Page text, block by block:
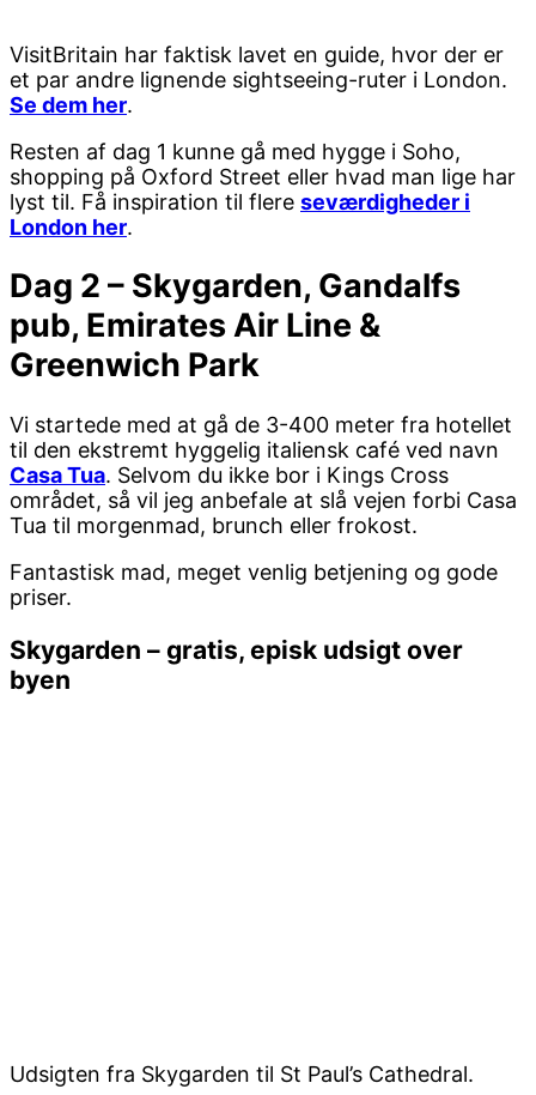
VisitBritain har faktisk lavet en guide, hvor der er
et par andre lignende sightseeing-ruter i London.
Se dem her.
Resten af dag 1 kunne gå med hygge i Soho,
shopping på Oxford Street eller hvad man lige har
lyst til. Få inspiration til flere seværdigheder i
London her.
Dag 2 – Skygarden, Gandalfs
pub, Emirates Air Line &
Greenwich Park
Vi startede med at gå de 3-400 meter fra hotellet
til den ekstremt hyggelig italiensk café ved navn
Casa Tua. Selvom du ikke bor i Kings Cross
området, så vil jeg anbefale at slå vejen forbi Casa
Tua til morgenmad, brunch eller frokost.
Fantastisk mad, meget venlig betjening og gode
priser.
Skygarden – gratis, episk udsigt over
byen
Udsigten fra Skygarden til St Paul’s Cathedral.